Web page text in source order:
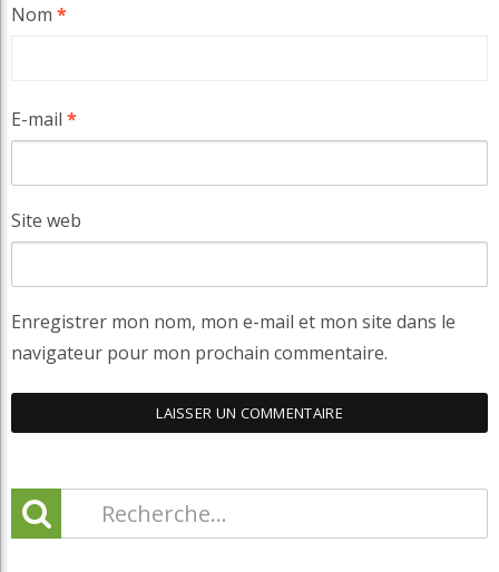
Nom *
E-mail *
Site web
Enregistrer mon nom, mon e-mail et mon site dans le
navigateur pour mon prochain commentaire.